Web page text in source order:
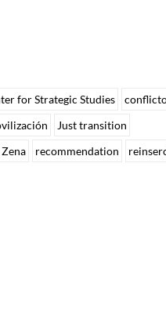
for Strategic Studies
Just transition
recommendation